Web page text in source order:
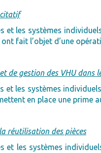
et les systèmes
fait l’objet d’une
de gestion des VHU dans
et les systèmes
en place une prime
réutilisation des pièces
et les systèmes